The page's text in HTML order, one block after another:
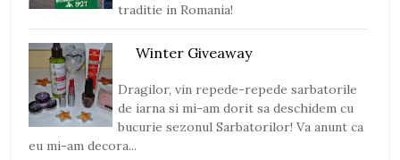
traditie in Romania!
Winter Giveaway
Dragilor, vin repede-repede sarbatorile
de iarna si mi-am dorit sa deschidem cu
bucurie sezonul Sarbatorilor! Va anunt ca
eu mi-am decora...